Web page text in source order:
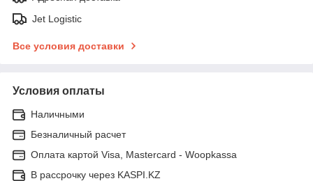
Jet Logistic
Все условия доставки
Условия оплаты
Наличными
Безналичный расчет
Оплата картой Visa, Mastercard - Woopkassa
В рассрочку через KASPI.KZ